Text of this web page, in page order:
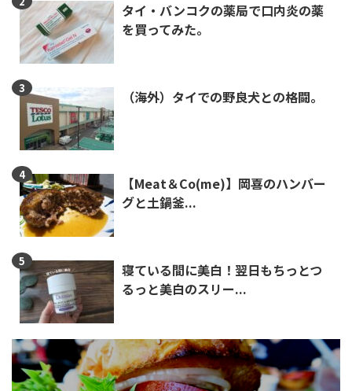
タイ・バンコクの薬局で口内炎の薬
を買ってみた。
（海外）タイでの野良犬との格闘。
【Meat＆Co(me)】岡喜のハンバー
グと土鍋釜...
寝ている間に美白！翌日もちっとつ
るっと美白のスリー...